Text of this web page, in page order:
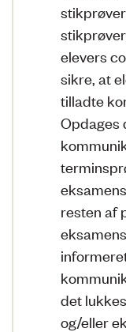
elevers
sikre, at
tilladte
Opdages
resten af
det
og/eller